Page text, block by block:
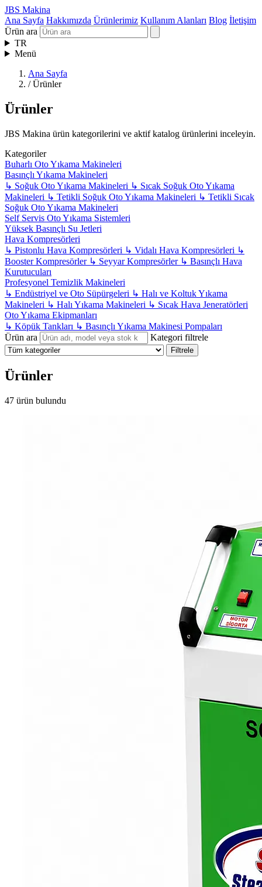
JBS Makina
Ana Sayfa Hakkımızda Ürünlerimiz Kullanım Alanları Blog İletişim
Ürün ara
TR
Menü
Ana Sayfa
/ Ürünler
Ürünler
JBS Makina ürün kategorilerini ve aktif katalog ürünlerini inceleyin.
Kategoriler
Buharlı Oto Yıkama Makineleri
Basınçlı Yıkama Makineleri
↳ Soğuk Oto Yıkama Makineleri ↳ Sıcak Soğuk Oto Yıkama
Makineleri ↳ Tetikli Soğuk Oto Yıkama Makineleri ↳ Tetikli Sıcak
Soğuk Oto Yıkama Makineleri
Self Servis Oto Yıkama Sistemleri
Yüksek Basınçlı Su Jetleri
Hava Kompresörleri
↳ Pistonlu Hava Kompresörleri ↳ Vidalı Hava Kompresörleri ↳
Booster Kompresörler ↳ Seyyar Kompresörler ↳ Basınçlı Hava
Kurutucuları
Profesyonel Temizlik Makineleri
↳ Endüstriyel ve Oto Süpürgeleri ↳ Halı ve Koltuk Yıkama
Makineleri ↳ Halı Yıkama Makineleri ↳ Sıcak Hava Jeneratörleri
Oto Yıkama Ekipmanları
↳ Köpük Tankları ↳ Basınçlı Yıkama Makinesi Pompaları
Ürün ara
Kategori filtrele
Filtrele
Ürünler
47 ürün bulundu